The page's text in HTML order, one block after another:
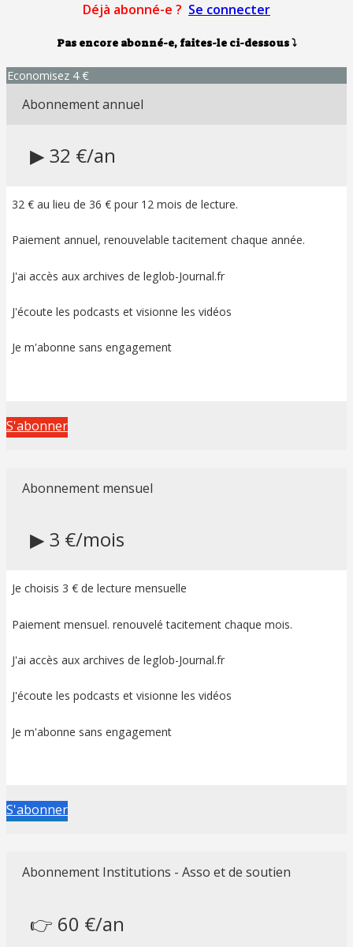
Déjà abonné-e ? Se connecter
Pas encore abonné-e, faites-le ci-dessous⤵
Economisez 4 €
Abonnement annuel
▶ 32 €/an
32 € au lieu de 36 € pour 12 mois de lecture.
Paiement annuel, renouvelable tacitement chaque année.
J'ai accès aux archives de leglob-Journal.fr
J'écoute les podcasts et visionne les vidéos
Je m'abonne sans engagement
S'abonner
Abonnement mensuel
▶ 3 €/mois
Je choisis 3 € de lecture mensuelle
Paiement mensuel. renouvelé tacitement chaque mois.
J'ai accès aux archives de leglob-Journal.fr
J'écoute les podcasts et visionne les vidéos
Je m'abonne sans engagement
S'abonner
Abonnement Institutions - Asso et de soutien
👉 60 €/an